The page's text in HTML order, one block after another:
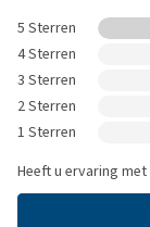
5 Sterren
4 Sterren
3 Sterren
2 Sterren
1 Sterren
Heeft u ervaring met